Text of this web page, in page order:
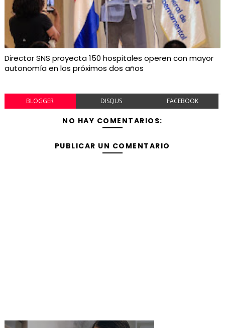
Director SNS proyecta 150 hospitales operen con mayor
autonomía en los próximos dos años
BLOGGER DISQUS FACEBOOK
NO HAY COMENTARIOS:
PUBLICAR UN COMENTARIO